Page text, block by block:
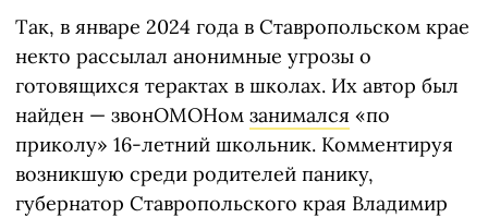
Так, в январе 2024 года в Ставропольском крае
некто рассылал анонимные угрозы о
готовящихся терактах в школах. Их автор был
найден — звонОМОНом занимался «по
приколу» 16-летний школьник. Комментируя
возникшую среди родителей панику,
губернатор Ставропольского края Владимир